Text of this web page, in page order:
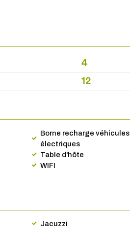
4
12
Borne recharge véhicules
électriques
Table d'hôte
WIFI
Jacuzzi